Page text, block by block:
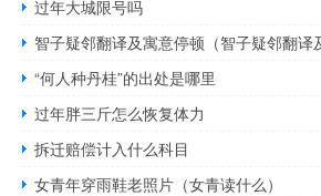
过年大城限号吗
智子疑邻翻译及寓意停顿（智子疑邻翻译
“何人种丹桂”的出处是哪里
过年胖三斤怎么恢复体力
拆迁赔偿计入什么科目
女青年穿雨鞋老照片（女青读什么）